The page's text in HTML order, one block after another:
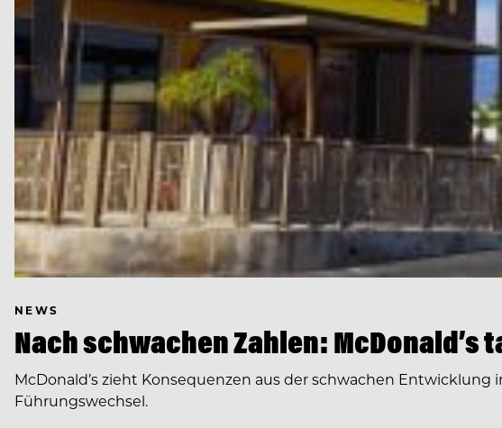
NEWS
Nach schwachen Zahlen: McDonald’s
McDonald’s zieht Konsequenzen aus der schwachen
Führungswechsel.